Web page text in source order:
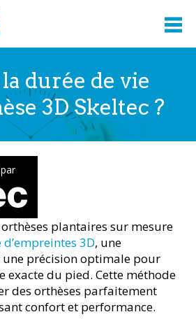
durée de vie
3D Skeltec ?
plantaires sur mesure
d’empreintes 3D, une
précision optimale pour
exacte du pied. Cette méthode
des orthèses parfaitement
confort et performance.